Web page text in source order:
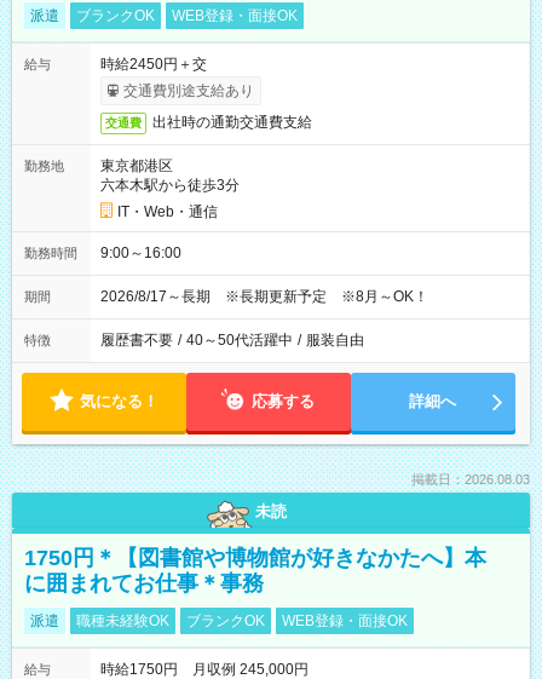
派遣 ブランクOK WEB登録・面接OK
給与
時給2450円＋交
交通費別途支給あり
交通費 出社時の通勤交通費支給
勤務地
東京都港区
六本木駅から徒歩3分
IT・Web・通信
勤務時間 9:00～16:00
期間 2026/8/17～長期 ※長期更新予定 ※8月～OK！
特徴 履歴書不要 / 40～50代活躍中 / 服装自由
気になる！ 応募する 詳細へ
掲載日：2026.08.03
未読
1750円＊【図書館や博物館が好きなかたへ】本
に囲まれてお仕事＊事務
派遣 職種未経験OK ブランクOK WEB登録・面接OK
給与
時給1750円 月収例 245,000円